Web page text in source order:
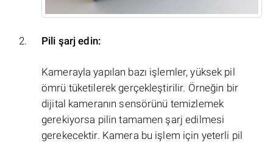
Pili şarj edin:
Kamerayla yapılan bazı işlemler, yüksek pil
ömrü tüketilerek gerçekleştirilir. Örneğin bir
dijital kameranın sensörünü temizlemek
gerekiyorsa pilin tamamen şarj edilmesi
gerekecektir. Kamera bu işlem için yeterli pil